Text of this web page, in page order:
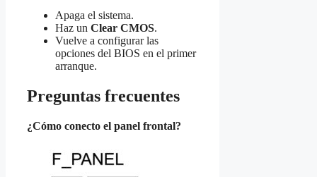
Apaga el sistema.
Haz un Clear CMOS.
Vuelve a configurar las
opciones del BIOS en el primer
arranque.
Preguntas frecuentes
¿Cómo conecto el panel frontal?